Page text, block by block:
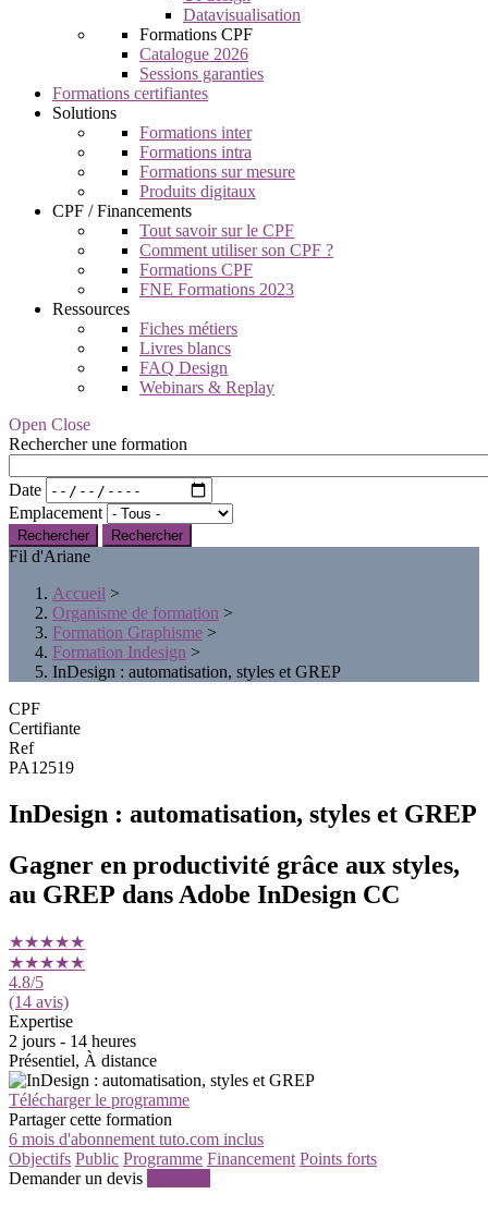
Datavisualisation
Formations CPF
Catalogue 2026
Sessions garanties
Formations certifiantes
Solutions
Formations inter
Formations intra
Formations sur mesure
Produits digitaux
CPF / Financements
Tout savoir sur le CPF
Comment utiliser son CPF ?
Formations CPF
FNE Formations 2023
Ressources
Fiches métiers
Livres blancs
FAQ Design
Webinars & Replay
Open Close
Rechercher une formation
Date
Emplacement
Rechercher
Fil d'Ariane
Accueil >
Organisme de formation >
Formation Graphisme >
Formation Indesign >
InDesign : automatisation, styles et GREP
CPF
Certifiante
Ref
PA12519
InDesign : automatisation, styles et GREP
Gagner en productivité grâce aux styles,
au GREP dans Adobe InDesign CC
★★★★★
★★★★★
4.8/5
(14 avis)
Expertise
2 jours - 14 heures
Présentiel, À distance
Télécharger le programme
Partager cette formation
6 mois d'abonnement tuto.com inclus
Objectifs Public Programme Financement Points forts
Demander un devis